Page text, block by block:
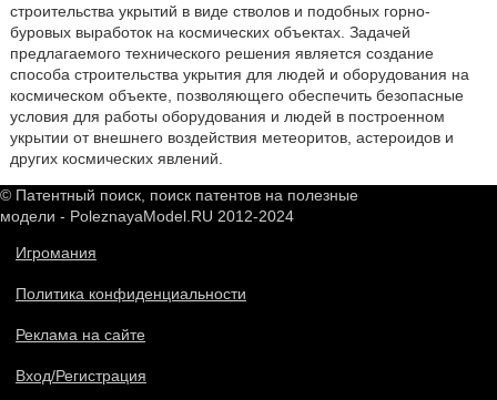
строительства укрытий в виде стволов и подобных горно-
буровых выработок на космических объектах. Задачей
предлагаемого технического решения является создание
способа строительства укрытия для людей и оборудования на
космическом объекте, позволяющего обеспечить безопасные
условия для работы оборудования и людей в построенном
укрытии от внешнего воздействия метеоритов, астероидов и
других космических явлений.
© Патентный поиск, поиск патентов на полезные
модели - PoleznayaModel.RU 2012-2024
Игромания
Политика конфиденциальности
Реклама на сайте
Вход/Регистрация